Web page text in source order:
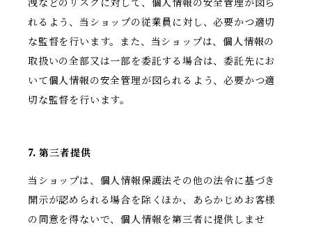
洩などのリスクに対して、個人情報の安全管理が図ら
れるよう、当ショップの従業員に対し、必要かつ適切
な監督を行います。また、当ショップは、個人情報の
取扱いの全部又は一部を委託する場合は、委託先にお
いて個人情報の安全管理が図られるよう、必要かつ適
切な監督を行います。
7. 第三者提供
当ショップは、個人情報保護法その他の法令に基づき
開示が認められる場合を除くほか、あらかじめお客様
の同意を得ないで、個人情報を第三者に提供しませ